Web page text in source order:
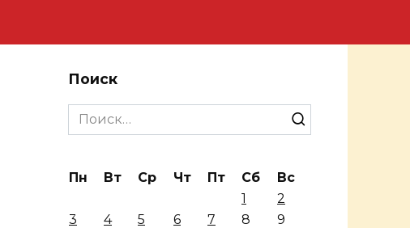
Поиск
Search
for:
Пн Вт Ср Чт Пт Сб
Вс
1
2
3
4 5 6 7 8
9